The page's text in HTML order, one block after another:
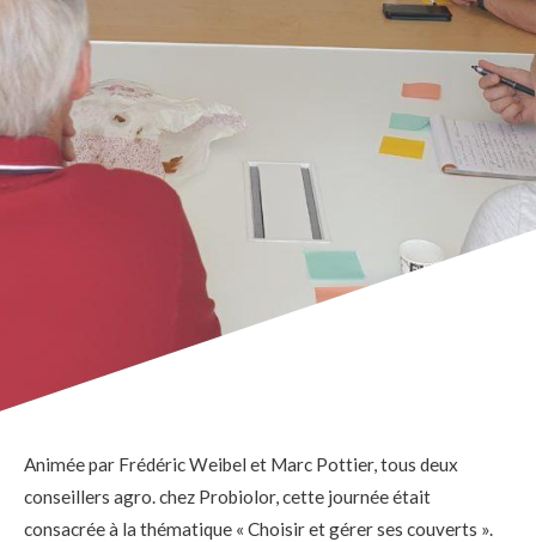
Animée par Frédéric Weibel et Marc Pottier, tous deux
conseillers agro. chez Probiolor, cette journée était
consacrée à la thématique « Choisir et gérer ses couverts ».